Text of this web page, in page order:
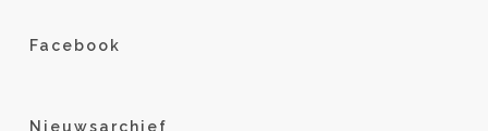
Facebook
Nieuwsarchief